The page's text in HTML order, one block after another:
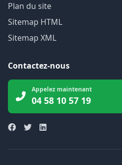
Plan du site
Sitemap HTML
Sitemap XML
Contactez-nous
Appelez maintenant
04 58 10 57 19